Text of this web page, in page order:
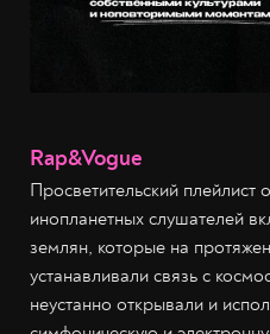
Rap&Vogue
Просветительский плейлист
инопланетных слушателей
землян, которые на
устанавливали связь с
неустанно открывали и